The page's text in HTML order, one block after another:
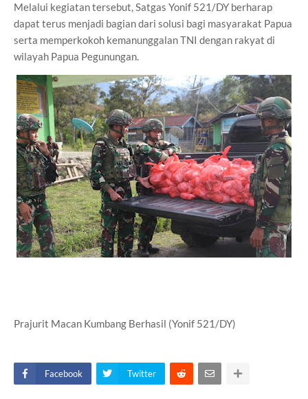
Melalui kegiatan tersebut, Satgas Yonif 521/DY berharap
dapat terus menjadi bagian dari solusi bagi masyarakat Papua
serta memperkokoh kemanunggalan TNI dengan rakyat di
wilayah Papua Pegunungan.
Prajurit Macan Kumbang Berhasil (Yonif 521/DY)
Facebook Twitter